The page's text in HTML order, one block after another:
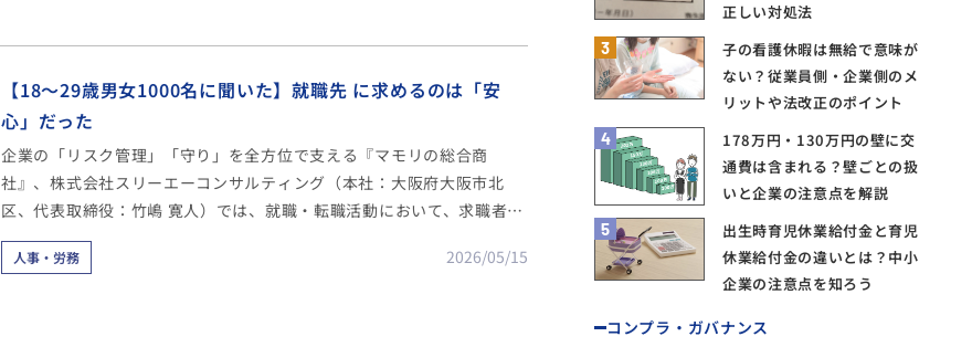
【18～29歳男女1000名に聞いた】就職先 に求めるのは「安
心」だった
企業の「リスク管理」「守り」を全方位で支える『マモリの総合商
社』、株式会社スリーエーコンサルティング（本社：大阪府大阪市北
区、代表取締役：竹嶋 寛人）では、就職・転職活動において、求職者が
企業のどんな部分を見ているのかなどを把握するべく、18～29歳の男女
1000名に対して就職・転職の判断要素に関する様々なアンケートを実施
人事・労務 2026/05/15
正しい対処法
3
子の看護休暇は無給で意味が
ない？従業員側・企業側のメ
リットや法改正のポイント
4
178万円・130万円の壁に交
通費は含まれる？壁ごとの扱
いと企業の注意点を解説
5
出生時育児休業給付金と育児
休業給付金の違いとは？中小
企業の注意点を知ろう
コンプラ・ガバナンス